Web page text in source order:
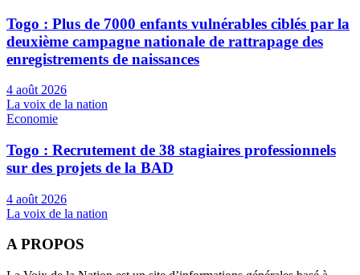
Togo : Plus de 7000 enfants vulnérables ciblés par la
deuxième campagne nationale de rattrapage des
enregistrements de naissances
4 août 2026
La voix de la nation
Economie
Togo : Recrutement de 38 stagiaires professionnels
sur des projets de la BAD
4 août 2026
La voix de la nation
A PROPOS